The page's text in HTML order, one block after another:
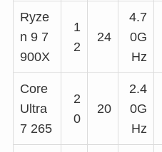
Ryze
n 9 7
900X
1
2
24
4.7
0G
Hz
Core
Ultra
7 265
2
0
20
2.4
0G
Hz